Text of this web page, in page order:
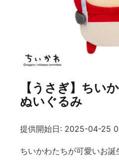
【うさぎ】ちい
ぬいぐるみ
提供開始日: 2025-04-25
ちいかわたちが可愛いお誕